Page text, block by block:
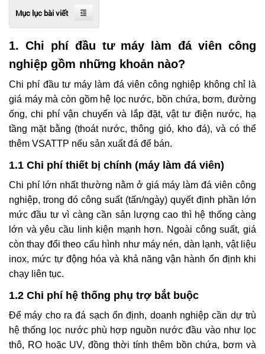
Mục lục bài viết
1. Chi phí đầu tư máy làm đá viên công
nghiệp gồm những khoản nào?
Chi phí đầu tư máy làm đá viên công nghiệp không chỉ là
giá máy mà còn gồm hệ lọc nước, bồn chứa, bơm, đường
ống, chi phí vận chuyển và lắp đặt, vật tư điện nước, hạ
tầng mặt bằng (thoát nước, thông gió, kho đá), và có thể
thêm VSATTP nếu sản xuất đá để bán.
1.1 Chi phí thiết bị chính (máy làm đá viên)
Chi phí lớn nhất thường nằm ở giá máy làm đá viên công
nghiệp, trong đó công suất (tấn/ngày) quyết định phần lớn
mức đầu tư vì càng cần sản lượng cao thì hệ thống càng
lớn và yêu cầu linh kiện mạnh hơn. Ngoài công suất, giá
còn thay đổi theo cấu hình như máy nén, dàn lạnh, vật liệu
inox, mức tự động hóa và khả năng vận hành ổn định khi
chạy liên tục.
1.2 Chi phí hệ thống phụ trợ bắt buộc
Để máy cho ra đá sạch ổn định, doanh nghiệp cần dự trù
hệ thống lọc nước phù hợp nguồn nước đầu vào như lọc
thô, RO hoặc UV, đồng thời tính thêm bồn chứa, bơm và